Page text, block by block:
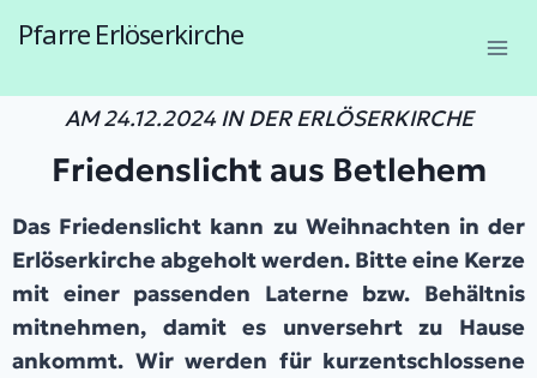
Pfarre Erlöserkirche
AM 24.12.2024 IN DER ERLÖSERKIRCHE
Friedenslicht aus Betlehem
Das Friedenslicht kann zu Weihnachten in der
Erlöserkirche abgeholt werden. Bitte eine Kerze
mit einer passenden Laterne bzw. Behältnis
mitnehmen, damit es unversehrt zu Hause
ankommt. Wir werden für kurzentschlossene